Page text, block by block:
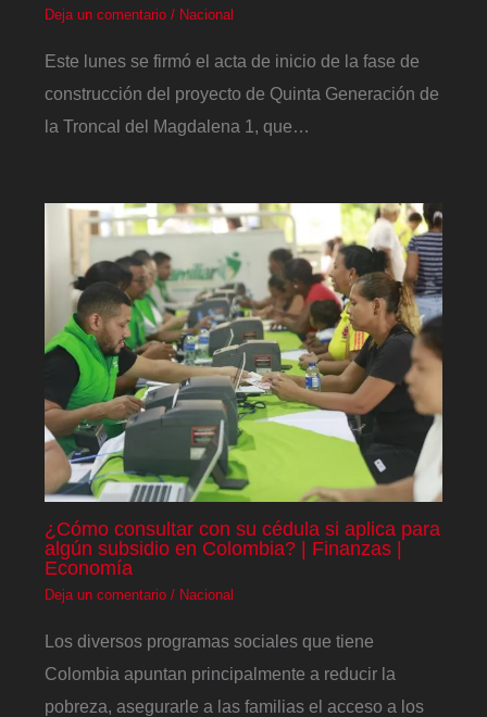
Deja un comentario / Nacional
Este lunes se firmó el acta de inicio de la fase de
construcción del proyecto de Quinta Generación de
la Troncal del Magdalena 1, que…
¿Cómo consultar con su cédula si aplica para
algún subsidio en Colombia? | Finanzas |
Economía
Deja un comentario / Nacional
Los diversos programas sociales que tiene
Colombia apuntan principalmente a reducir la
pobreza, asegurarle a las familias el acceso a los